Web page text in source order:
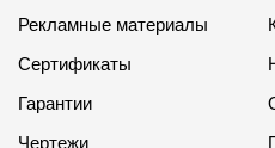
Рекламные материалы
Сертификаты
Гарантии
Чертежи